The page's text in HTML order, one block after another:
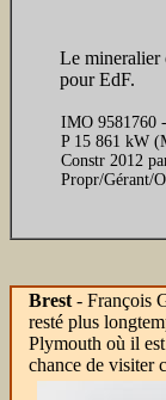
Le mineralier
pour EdF.
IMO 9581760
P 15 861 kW
Constr 2012
Propr/Gérant/
Brest - François
resté plus
Plymouth où il
chance de visiter